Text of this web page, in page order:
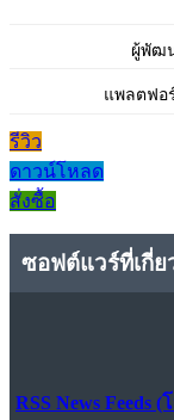
ผู้พัฒ
แพลตฟอ
รีวิว
ดาวน์โหลด
สั่งซื้อ
ซอฟต์แวร์ที่เกี่ย
RSS News